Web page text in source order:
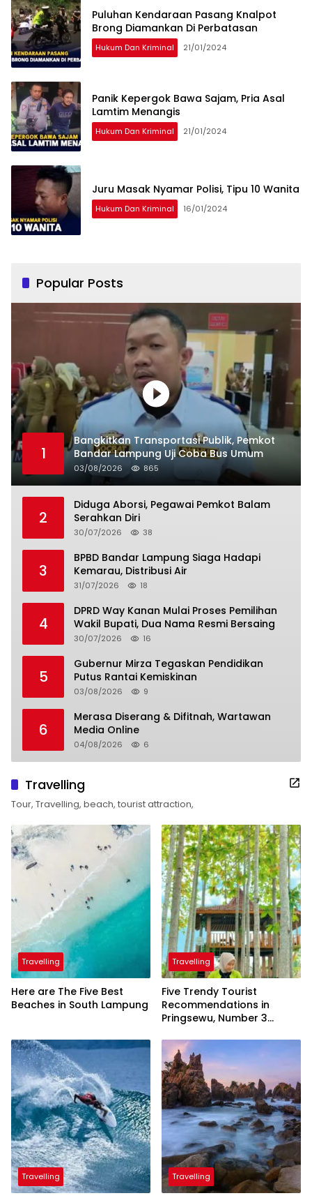
Puluhan Kendaraan Pasang Knalpot
Brong Diamankan Di Perbatasan
Hukum Dan Kriminal 21/01/2024
Panik Kepergok Bawa Sajam, Pria Asal
Lamtim Menangis
Hukum Dan Kriminal 21/01/2024
Juru Masak Nyamar Polisi, Tipu 10 Wanita
Hukum Dan Kriminal 16/01/2024
Popular Posts
1
Bangkitkan Transportasi Publik, Pemkot
Bandar Lampung Uji Coba Bus Umum
03/08/2026 865
2
Diduga Aborsi, Pegawai Pemkot Balam
Serahkan Diri
30/07/2026 38
3
BPBD Bandar Lampung Siaga Hadapi
Kemarau, Distribusi Air
31/07/2026 18
4
DPRD Way Kanan Mulai Proses Pemilihan
Wakil Bupati, Dua Nama Resmi Bersaing
30/07/2026 16
5
Gubernur Mirza Tegaskan Pendidikan
Putus Rantai Kemiskinan
03/08/2026 9
6
Merasa Diserang & Difitnah, Wartawan
Media Online
04/08/2026 6
Travelling
Tour, Travelling, beach, tourist attraction,
Travelling
Here are The Five Best
Beaches in South Lampung
Travelling
Five Trendy Tourist
Recommendations in
Pringsewu, Number 3
President
Travelling Travelling